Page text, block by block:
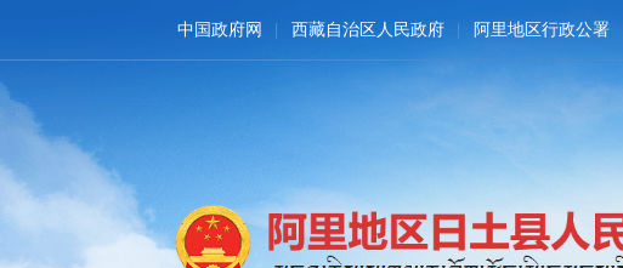
中国政府网 西藏自治区人民政府 阿里地区行政公署